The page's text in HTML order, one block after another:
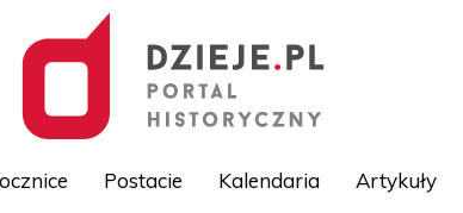
Postacie Kalendaria Artykuły